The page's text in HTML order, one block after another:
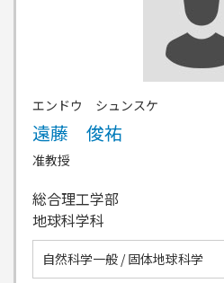
エンドウ シュンスケ
遠藤 俊祐
准教授
総合理工学部
地球科学科
自然科学一般 / 固体地球科学